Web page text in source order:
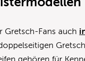
Gretsch-Fans auch